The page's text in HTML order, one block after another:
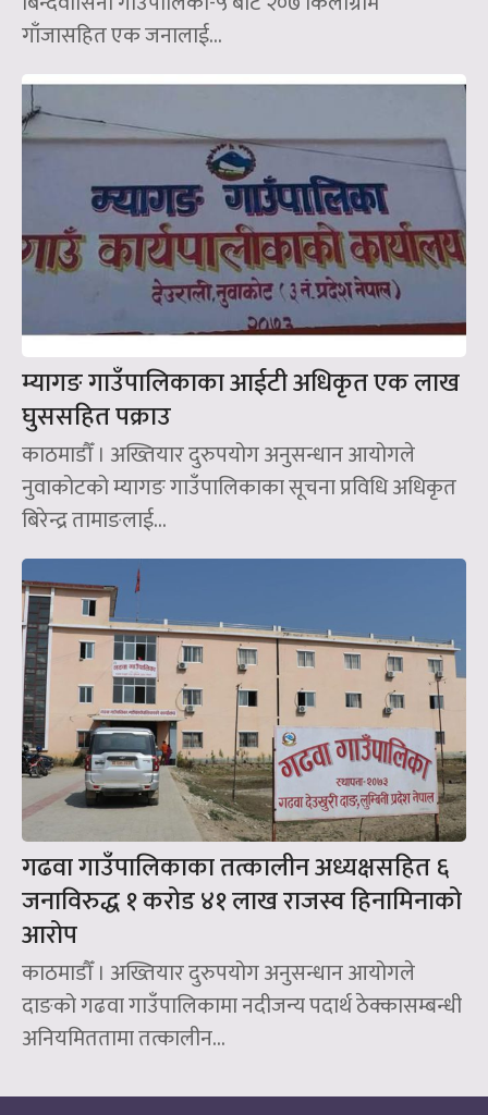
गाँजासहित एक जनालाई...
म्यागङ गाउँपालिकाका आईटी अधिकृत एक लाख
घुससहित पक्राउ
काठमाडौँ । अख्तियार दुरुपयोग अनुसन्धान आयोगले
नुवाकोटको म्यागङ गाउँपालिकाका सूचना प्रविधि अधिकृत
बिरेन्द्र तामाङलाई...
गढवा गाउँपालिकाका तत्कालीन अध्यक्षसहित ६
जनाविरुद्ध १ करोड ४१ लाख राजस्व हिनामिनाको
आरोप
काठमाडौँ । अख्तियार दुरुपयोग अनुसन्धान आयोगले
दाङको गढवा गाउँपालिकामा नदीजन्य पदार्थ ठेक्कासम्बन्धी
अनियमिततामा तत्कालीन...